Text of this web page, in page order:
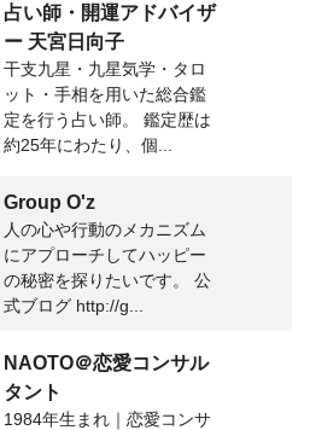
占い師・開運アドバイザ
ー 天宮日向子
干支九星・九星気学・タロ
ット・手相を用いた総合鑑
定を行う占い師。 鑑定歴は
約25年にわたり、個...
Group O'z
人の心や行動のメカニズム
にアプローチしてハッピー
の秘密を探りたいです。 公
式ブログ http://g...
NAOTO＠恋愛コンサル
タント
1984年生まれ｜恋愛コンサ